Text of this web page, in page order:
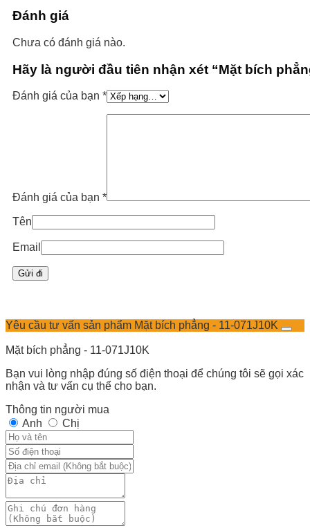
Đánh giá
Chưa có đánh giá nào.
Hãy là người đầu tiên nhận xét “Mặt bích
Đánh giá của bạn *
Đánh giá của bạn *
Tên
Email
Yêu cầu tư vấn sản phẩm Mặt bích phẳng - 11-071J10K
Mặt bích phẳng - 11-071J10K
Bạn vui lòng nhập đúng số điện thoại để chúng tôi sẽ gọi xác
nhận và tư vấn cụ thể cho bạn.
Thông tin người mua
Anh
Chị